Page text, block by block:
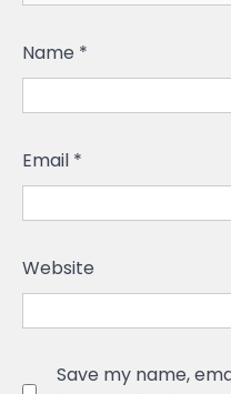
Name *
Email *
Website
Save my name,